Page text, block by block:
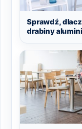
Sprawdź,
drabiny